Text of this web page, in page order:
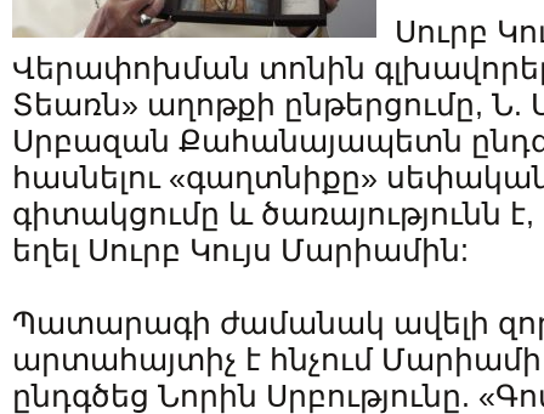
Սուրբ
Վերափոխման տոնին
Տեառն» աղոթքի ընթերցումը, Ն.
Սրբազան Քահանայապետն
հասնելու «գաղտնիքը»
գիտակցումը և ծառայությունն է,
եղել Սուրբ Կույս Մարիամին:
Պատարագի ժամանակ ավելի
արտահայտիչ է հնչում
ընդգծեց Նորին Սրբությունը.